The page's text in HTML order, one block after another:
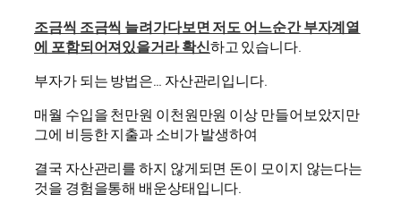
조금씩 조금씩 늘려가다보면 저도 어느순간 부자계열
에 포함되어져있을거라 확신하고 있습니다.
부자가 되는 방법은… 자산관리입니다.
매월 수입을 천만원 이천원만원 이상 만들어보았지만
그에 비등한 지출과 소비가 발생하여
결국 자산관리를 하지 않게되면 돈이 모이지 않는다는
것을 경험을통해 배운상태입니다.